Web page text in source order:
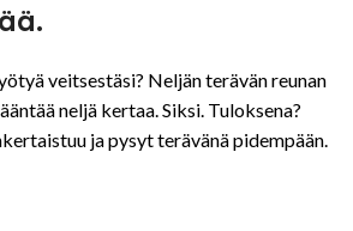
veitsestäsi? Neljän terävän reunan
neljä kertaa. Siksi. Tuloksena?
ja pysyt terävänä pidempään.